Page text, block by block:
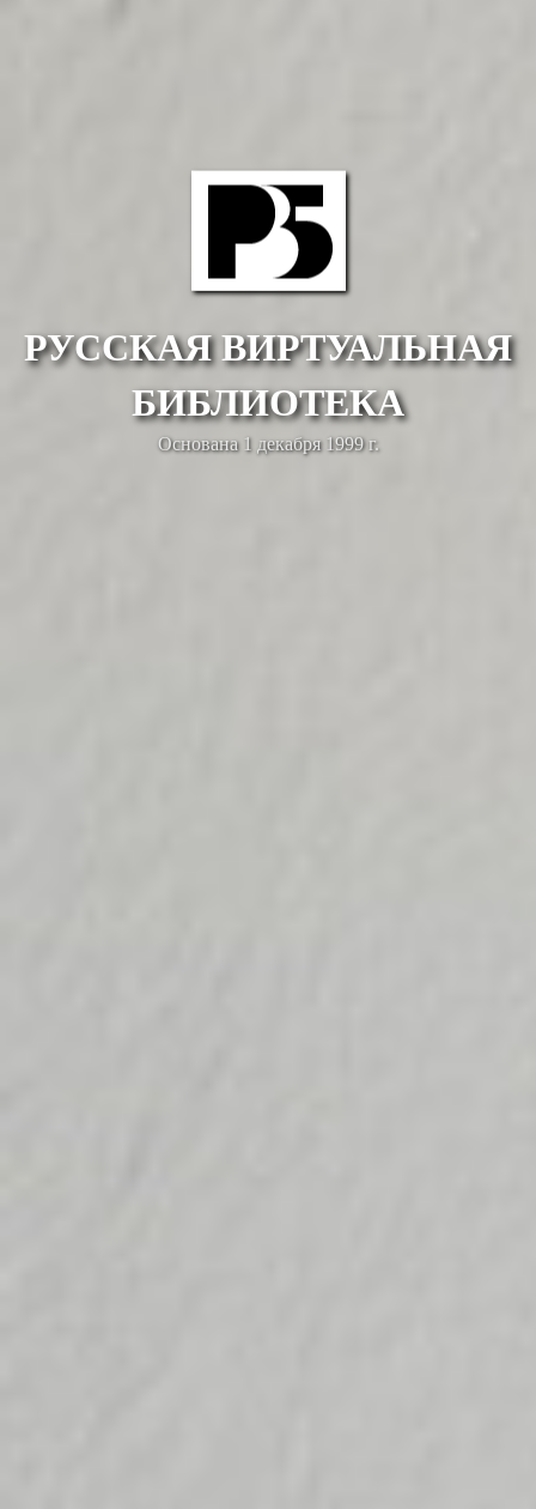
РУССКАЯ ВИРТУАЛЬНАЯ
БИБЛИОТЕКА
Основана 1 декабря 1999 г.